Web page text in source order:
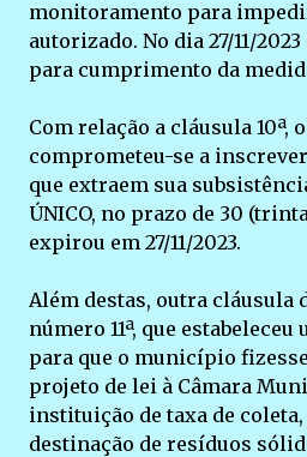
monitoramento para
autorizado. No dia 27/11/
para cumprimento da
Com relação a cláusula 10ª,
comprometeu-se a
que extraem sua
ÚNICO, no prazo de 30
expirou em 27/11/2023.
Além destas, outra cláusula
número 11ª, que
para que o município
projeto de lei à Câmara
instituição de taxa de coleta,
destinação de resíduos